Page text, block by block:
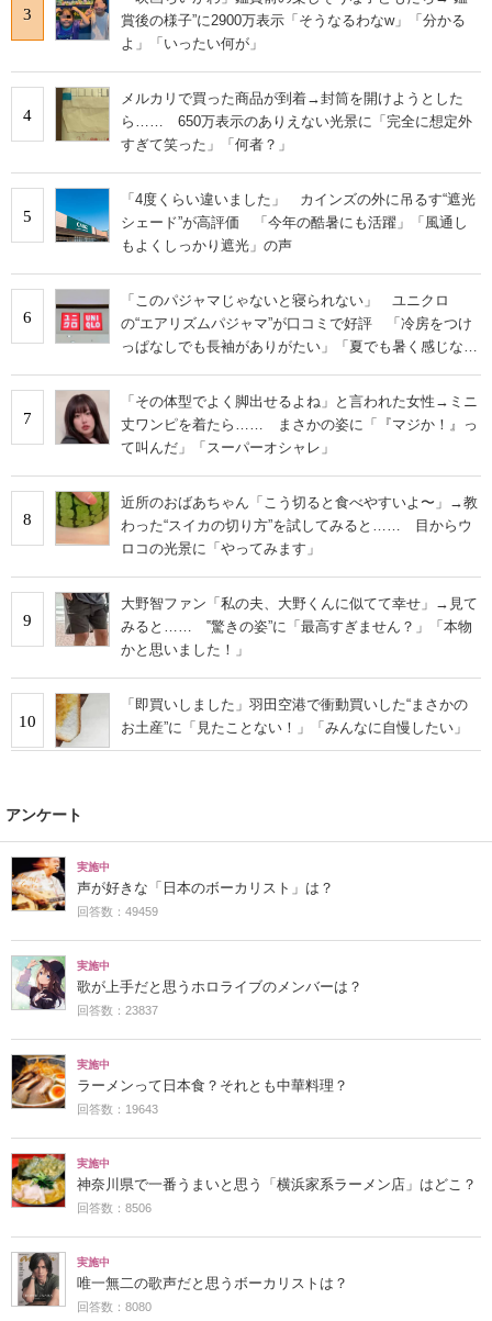
3
賞後の様子”に2900万表示「そうなるわなw」「分かる
よ」「いったい何が」
4
メルカリで買った商品が到着→封筒を開けようとした
ら…… 650万表示のありえない光景に「完全に想定外
すぎて笑った」「何者？」
5
「4度くらい違いました」 カインズの外に吊るす“遮光
シェード”が高評価 「今年の酷暑にも活躍」「風通し
もよくしっかり遮光」の声
6
「このパジャマじゃないと寝られない」 ユニクロ
の“エアリズムパジャマ”が口コミで好評 「冷房をつけ
っぱなしでも長袖がありがたい」「夏でも暑く感じな
7
「その体型でよく脚出せるよね」と言われた女性→ミニ
丈ワンピを着たら…… まさかの姿に「『マジか！』っ
て叫んだ」「スーパーオシャレ」
8
近所のおばあちゃん「こう切ると食べやすいよ〜」→教
わった“スイカの切り方”を試してみると…… 目からウ
ロコの光景に「やってみます」
9
大野智ファン「私の夫、大野くんに似てて幸せ」→見て
みると…… ‟驚きの姿”に「最高すぎません？」「本物
かと思いました！」
10
「即買いしました」羽田空港で衝動買いした“まさかの
お土産”に「見たことない！」「みんなに自慢したい」
アンケート
実施中
声が好きな「日本のボーカリスト」は？
回答数：49459
実施中
歌が上手だと思うホロライブのメンバーは？
回答数：23837
実施中
ラーメンって日本食？それとも中華料理？
回答数：19643
実施中
神奈川県で一番うまいと思う「横浜家系ラーメン店」はどこ？
回答数：8506
実施中
唯一無二の歌声だと思うボーカリストは？
回答数：8080